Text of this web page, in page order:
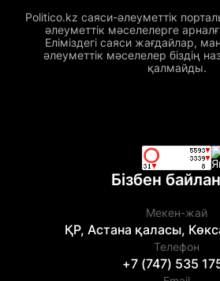
Politico.kz саяси-әлеуметтік
әлеуметтік мәселелерге
Еліміздегі саяси жағдайлар,
әлеуметтік мәселелер біздің
қалмайды.
Бізбен
Мекен-жай
ҚР, Астана қаласы,
Телефон
+7 (747) 535